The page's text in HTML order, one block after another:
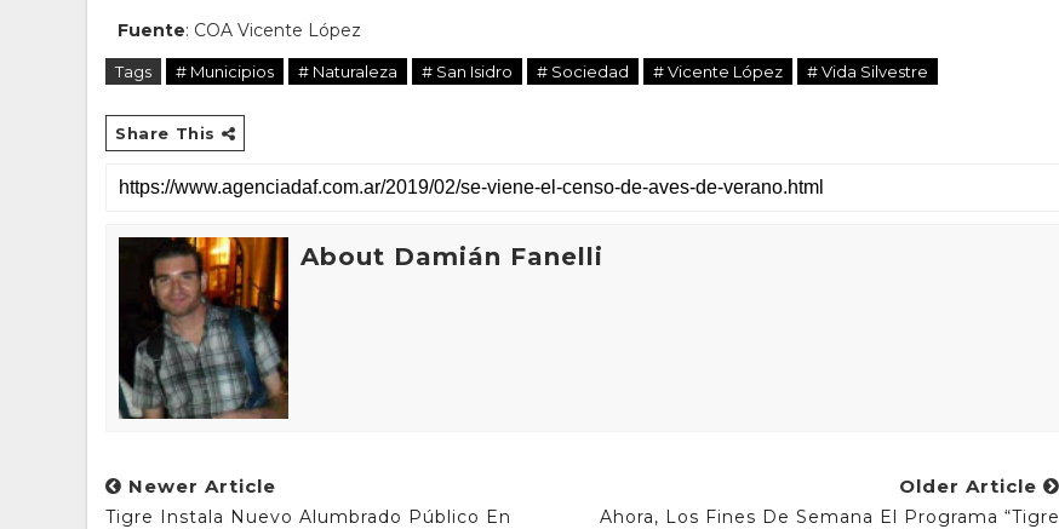
Fuente: COA Vicente López
Tags # Municipios # Naturaleza # San Isidro # Sociedad # Vicente López # Vida Silvestre
Share This
About Damián Fanelli
Newer Article
Tigre Instala Nuevo Alumbrado Público En
Older Article
Ahora, Los Fines De Semana El Programa “Tigre